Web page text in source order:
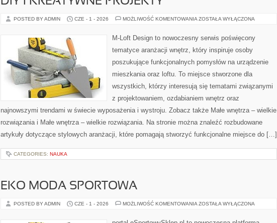
POSTED BY ADMIN CZE - 1 - 2026 MOŻLIWOŚĆ KOMENTOWANIA DIY
PROJEKTY
ZOSTAŁA WYŁĄCZONA
M-Loft Design to nowoczesny serwis poświęcony
tematyce aranżacji wnętrz, który inspiruje osoby
poszukujące funkcjonalnych pomysłów na urządzenie
mieszkania oraz loftu. To miejsce stworzone dla
wszystkich, którzy interesują się tematami związanymi
z projektowaniem, ozdabianiem wnętrz oraz
najnowszymi trendami w świecie wyposażenia i wystroju. Zobacz także Małe wnętrza – wielkie
rozwiązania i Małe wnętrza – wielkie rozwiązania. Na stronie można znaleźć rozbudowane
artykuły dotyczące stylowych aranżacji, które pomagają stworzyć funkcjonalne miejsce do […]
CATEGORIES: NAUKA
EKO MODA SPORTOWA
POSTED BY ADMIN CZE - 1 - 2026 MOŻLIWOŚĆ KOMENTOWANIA EKO
ZOSTAŁA WYŁĄCZONA